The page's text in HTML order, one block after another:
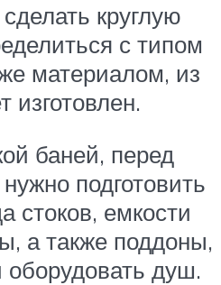
круглую
с типом
материалом, из
изготовлен.
баней, перед
подготовить
стоков, емкости
а также поддоны,
душ.